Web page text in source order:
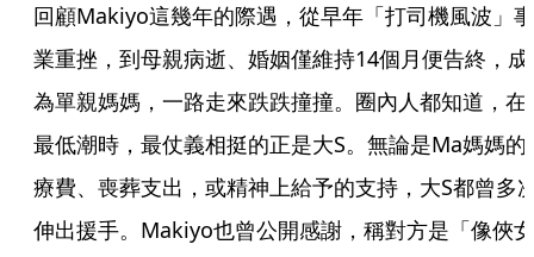
回顧Makiyo這幾年的際遇，從早年「打司機風波」事
業重挫，到母親病逝、婚姻僅維持14個月便告終，成
為單親媽媽，一路走來跌跌撞撞。圈內人都知道，在
最低潮時，最仗義相挺的正是大S。無論是Ma媽媽的
療費、喪葬支出，或精神上給予的支持，大S都曾多
伸出援手。Makiyo也曾公開感謝，稱對方是「像俠女